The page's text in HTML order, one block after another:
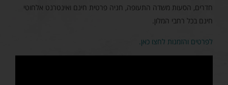
חדרים, הסעות משדה התעופה, חניה פרטית חינם ואינטרנט אלחוטי
חינם בכל רחבי המלון.
לפרטים והזמנות לחצו כאן.